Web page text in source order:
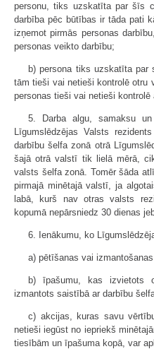
personu, tiks uzskatīta par šīs
darbība pēc būtības ir tāda pati
izņemot pirmās personas
personas veikto darbību;
b) persona tiks uzskatīta
tām tieši vai netieši kontrolē otru
personas tieši vai netieši kontrolē
5. Darba algu, samaksu
Līgumslēdzējas Valsts
darbību šelfa zonā otrā
šajā otrā valstī tik lielā mērā,
valsts šelfa zonā. Tomēr šāda
pirmajā minētajā valstī, ja
labā, kurš nav otras valsts
kopumā nepārsniedz 30 dienas
6. Ienākumu, ko
a) pētīšanas vai
b) īpašumu, kas izvietots
izmantots saistībā ar darbību
c) akcijas, kuras savu
netieši iegūst no iepriekš
tiesībām un īpašuma kopā, var